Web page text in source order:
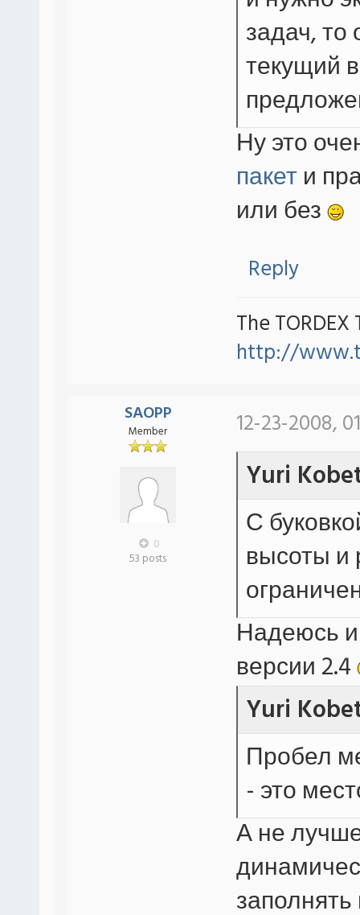
задач, то
текущий
Ну это
пакети
или без
Reply
The TORDEX
http://
SAOPP
Member
0
53 posts
12-23-2008,
Yuri
С
высоты и
Надеюсь
версии 2.4
Yuri
Пробел
- это
А не